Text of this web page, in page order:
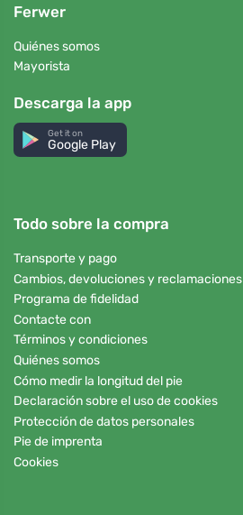
Ferwer
Quiénes somos
Mayorista
Descarga la app
Get it on
Google Play
Todo sobre la compra
Transporte y pago
Cambios, devoluciones y reclamaciones
Programa de fidelidad
Contacte con
Términos y condiciones
Quiénes somos
Cómo medir la longitud del pie
Declaración sobre el uso de cookies
Protección de datos personales
Pie de imprenta
Cookies